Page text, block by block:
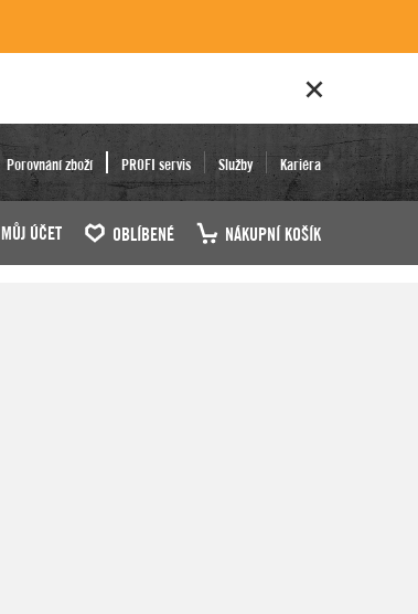
Porovnání zboží PROFI servis Služby Kariéra
MŮJ ÚČET OBLÍBENÉ NÁKUPNÍ KOŠÍK